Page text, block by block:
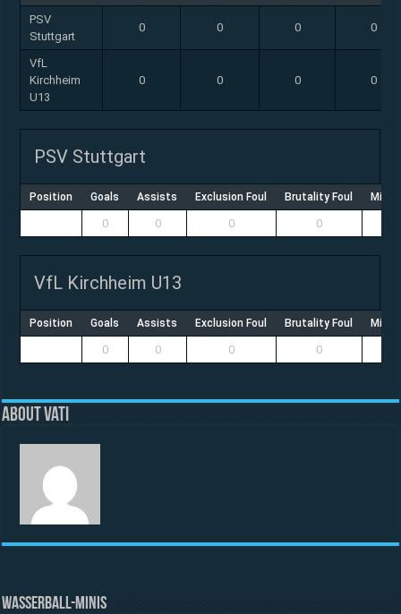
PSV
Stuttgart
0 0 0 0
VfL
Kirchheim
U13
0 0 0 0
PSV Stuttgart
Position Goals Assists Exclusion Foul Brutality Foul
0 0 0 0
VfL Kirchheim U13
Position Goals Assists Exclusion Foul Brutality Foul
0 0 0 0
About vati
WASSERBALL-MINIS